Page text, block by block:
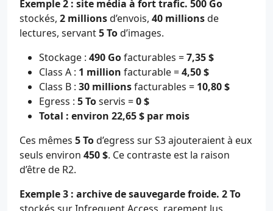
Exemple 2 : site média à fort trafic. 500 Go
stockés, 2 millionsd’envois, 40 millionsde
lectures, servant5 Tod’images.
Stockage : 490 Gofacturables =7,35 $
Class A : 1 million facturable =4,50 $
Class B : 30 millionsfacturables = 10,80 $
Egress : 5 Toservis =0 $
Total : environ 22,65 $ par mois
Ces mêmes 5 Tod’egress sur S3 ajouteraient à eux
seuls environ 450 $. Ce contraste est la raison
d’être de R2.
Exemple 3 : archive de sauvegarde froide. 2 To